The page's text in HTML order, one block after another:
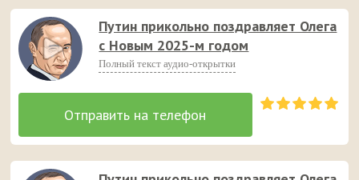
Путин прикольно поздравляет Олега
с Новым 2025-м годом
Полный текст аудио-открытки